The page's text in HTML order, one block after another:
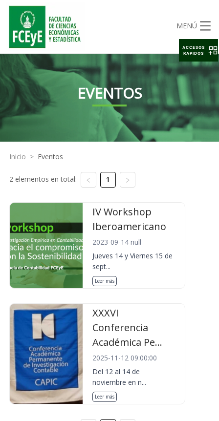
MENÚ
EVENTOS
Inicio > Eventos
2 elementos en total: 1
IV Workshop
Iberoamericano
2023-09-14 null
Jueves 14 y Viernes 15 de
sept...
Leer más
XXXVI
Conferencia
Académica Pe...
2025-11-12 09:00:00
Del 12 al 14 de
noviembre en n...
Leer más
ACCESOS
RAPIDOS